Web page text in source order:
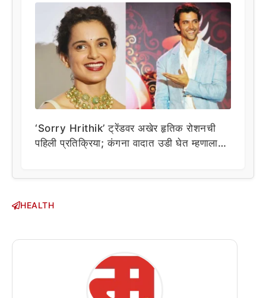
‘Sorry Hrithik’ ट्रेंडवर अखेर हृतिक रोशनची
पहिली प्रतिक्रिया; कंगना वादात उडी घेत म्हणाला…
HEALTH